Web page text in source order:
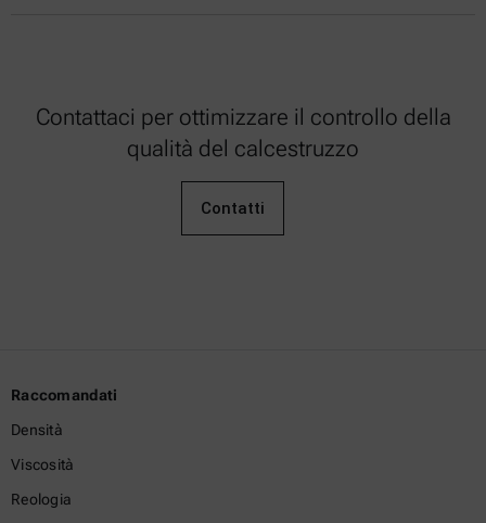
Contattaci per ottimizzare il controllo della
qualità del calcestruzzo
Contatti
Raccomandati
Densità
Viscosità
Reologia